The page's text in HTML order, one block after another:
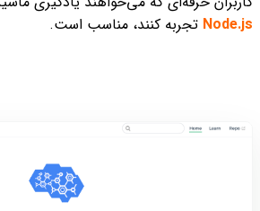
Node.js تجربه کنند، مناسب است.